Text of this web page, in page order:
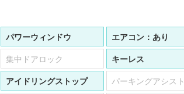
パワーウィンドウ エアコン： あり
集中ドアロック キーレス
アイドリングストップ パーキングアシスト